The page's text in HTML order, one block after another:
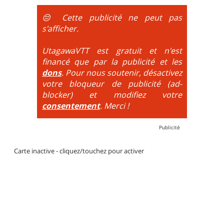
obligatoire.
DH / Gravity : Seule la descente se passe sur le vélo.
La montée est faite via navette ou remontée
mécanique. La difficulté de la descente est indiquée
par des couleurs lorsqu'il s'agit de bikeparks. Vélo
tout suspendu et protections du corps obligatoires.
😔 Cette publicité ne peut pas
s'afficher.
UtagawaVTT est gratuit et n'est
financé que par la publicité et les
dons. Pour nous soutenir, désactivez
votre bloqueur de publicité (ad-
blocker) et modifiez votre
consentement. Merci !